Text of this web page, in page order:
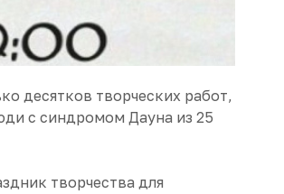
десятков творческих работ,
с синдромом Дауна из 25
творчества для